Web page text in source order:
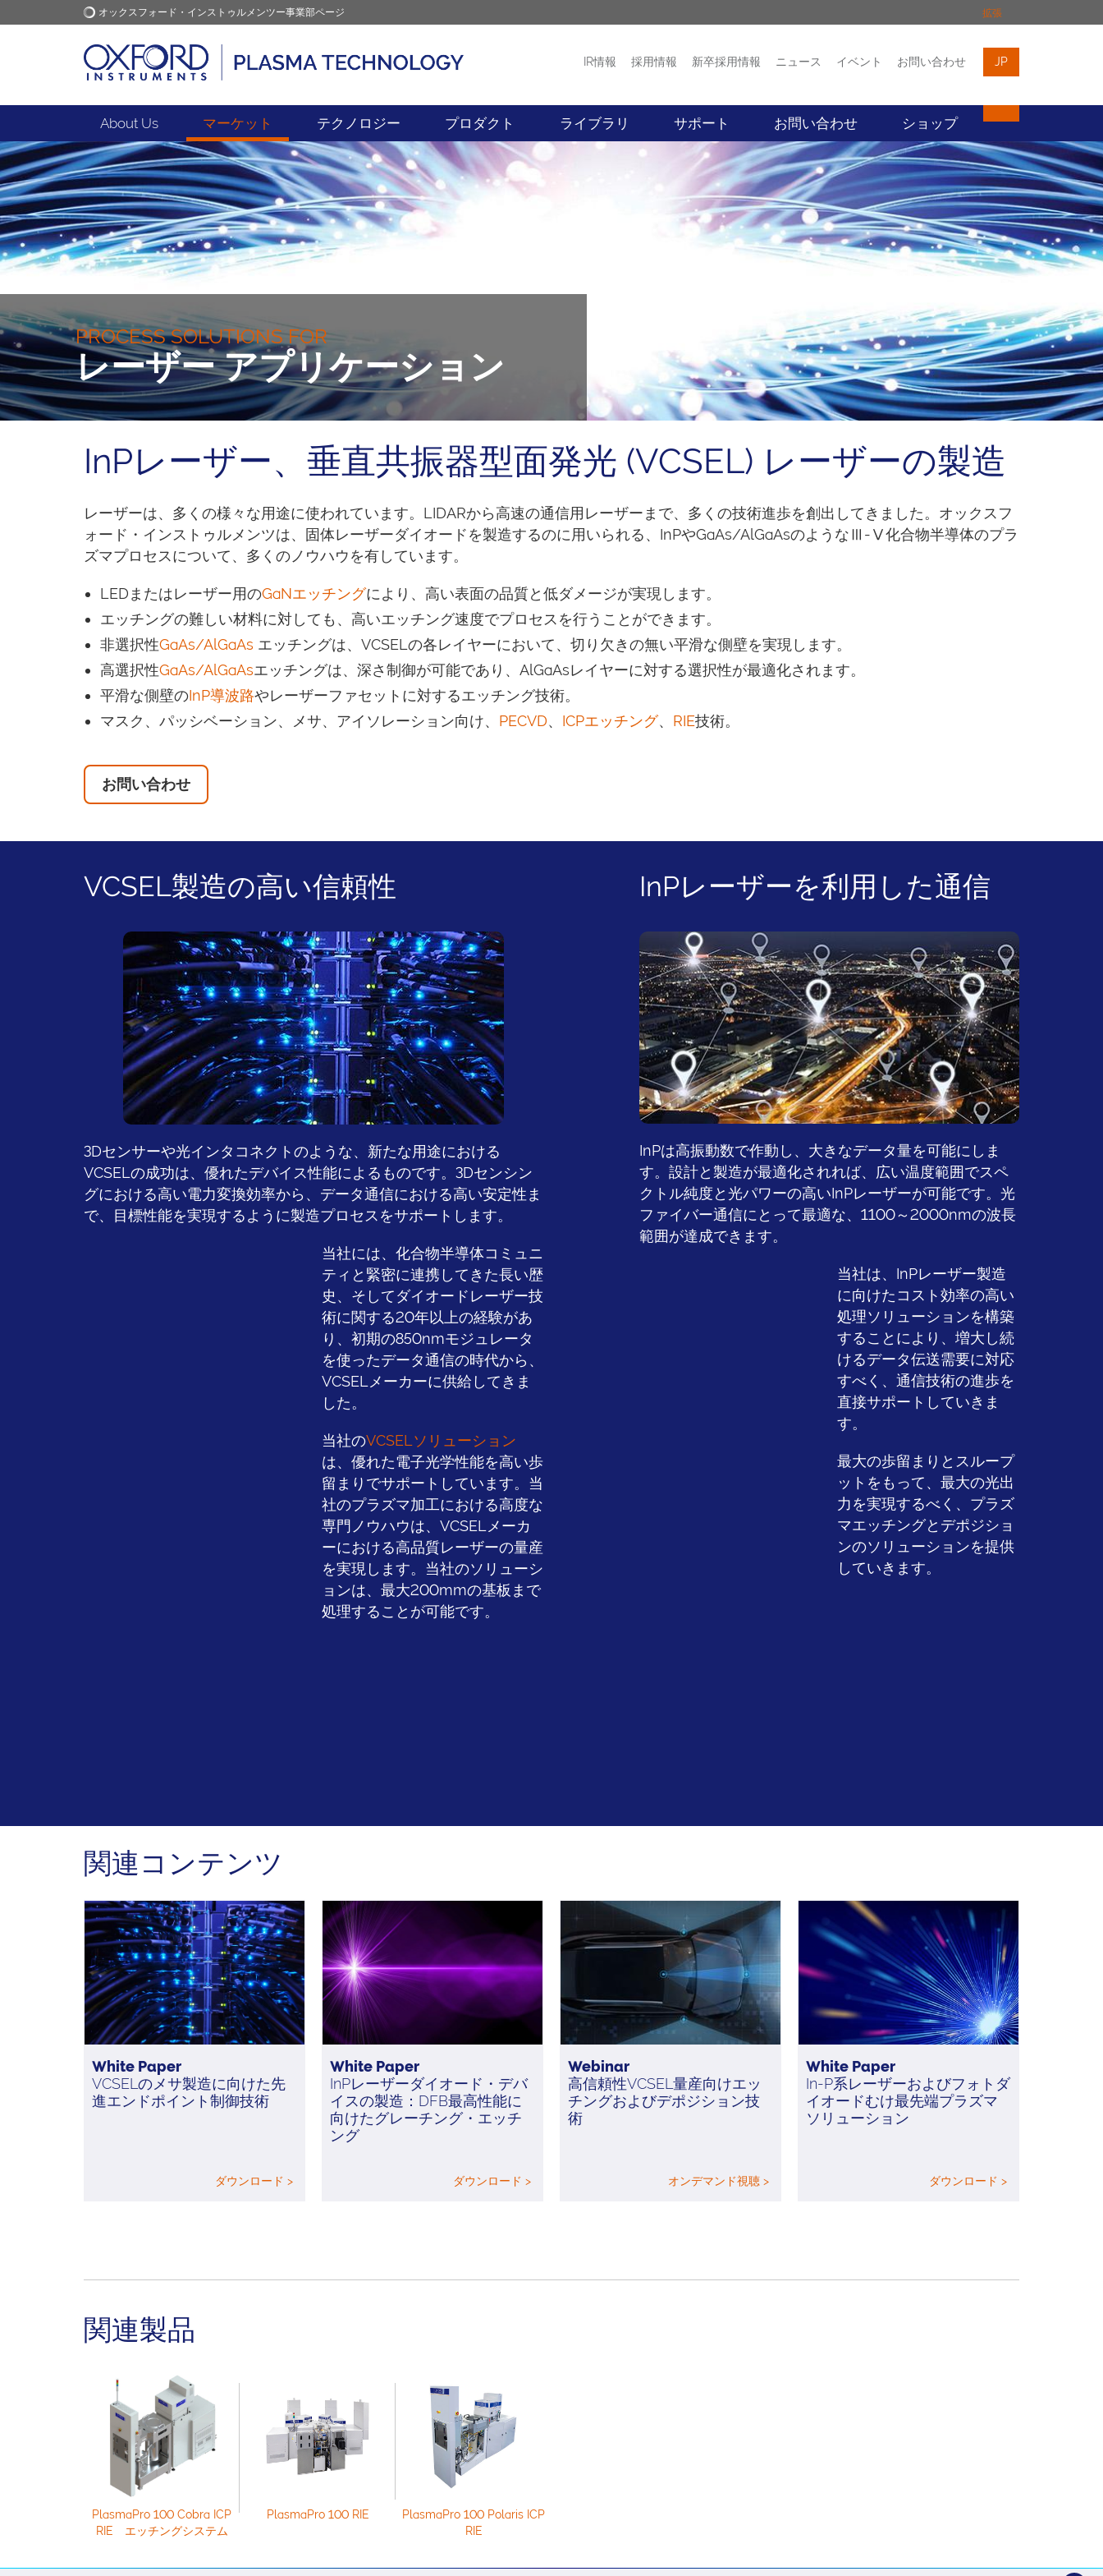
オックスフォード・インストゥルメンツー事業部ページ 拡張
オックスフォード・インス
トゥルメンツ
アプリケーション プロダクト ニュース イベント お問い合わせ
IR情報 採用情報 新卒採用情報 ニュース イベント お問い合わせ JP
About Us マーケット テクノロジー プロダクト ライブラリ サポート お問い合わせ ショップ
PROCESS SOLUTIONS FOR
レーザー アプリケーション
InPレーザー、垂直共振器型面発光 (VCSEL) レーザーの製造
レーザーは、多くの様々な用途に使われています。LIDARから高速の通信用レーザーまで、多くの技術進歩を創出してきました。オックスフ
ォード・インストゥルメンツは、固体レーザーダイオードを製造するのに用いられる、InPやGaAs/AlGaAsのようなⅢ-Ⅴ化合物半導体のプラ
ズマプロセスについて、多くのノウハウを有しています。
LEDまたはレーザー用のGaNエッチングにより、高い表面の品質と低ダメージが実現します。
エッチングの難しい材料に対しても、高いエッチング速度でプロセスを行うことができます。
非選択性GaAs/AlGaAs エッチングは、VCSELの各レイヤーにおいて、切り欠きの無い平滑な側壁を実現します。
高選択性GaAs/AlGaAsエッチングは、深さ制御が可能であり、AlGaAsレイヤーに対する選択性が最適化されます。
平滑な側壁のInP導波路やレーザーファセットに対するエッチング技術。
マスク、パッシベーション、メサ、アイソレーション向け、 PECVD、 ICPエッチング、 RIE技術。
お問い合わせ
VCSEL製造の高い信頼性
3Dセンサーや光インタコネクトのような、新たな用途における
VCSELの成功は、優れたデバイス性能によるものです。3Dセンシン
グにおける高い電力変換効率から、データ通信における高い安定性ま
で、目標性能を実現するように製造プロセスをサポートします。
当社には、化合物半導体コミュニ
ティと緊密に連携してきた長い歴
史、そしてダイオードレーザー技
術に関する20年以上の経験があ
り、初期の850nmモジュレータ
を使ったデータ通信の時代から、
VCSELメーカーに供給してきま
した。
当社のVCSELソリューション
は、優れた電子光学性能を高い歩
留まりでサポートしています。当
社のプラズマ加工における高度な
専門ノウハウは、VCSELメーカ
ーにおける高品質レーザーの量産
を実現します。当社のソリューシ
ョンは、最大200mmの基板まで
処理することが可能です。
InPレーザーを利用した通信
InPは高振動数で作動し、大きなデータ量を可能にしま
す。設計と製造が最適化されれば、広い温度範囲でスペ
クトル純度と光パワーの高いInPレーザーが可能です。光
ファイバー通信にとって最適な、1100～2000nmの波長
範囲が達成できます。
当社は、InPレーザー製造
に向けたコスト効率の高い
処理ソリューションを構築
することにより、増大し続
けるデータ伝送需要に対応
すべく、通信技術の進歩を
直接サポートしていきま
す。
最大の歩留まりとスループ
ットをもって、最大の光出
力を実現するべく、プラズ
マエッチングとデポジショ
ンのソリューションを提供
していきます。
関連コンテンツ
White Paper
VCSELのメサ製造に向けた先
進エンドポイント制御技術
ダウンロード >
White Paper
InPレーザーダイオード・デバ
イスの製造：DFB最高性能に
向けたグレーチング・エッチ
ング
ダウンロード >
Webinar
高信頼性VCSEL量産向けエッ
チングおよびデポジション技
術
オンデマンド視聴 >
White Paper
In-P系レーザーおよびフォトダ
イオードむけ最先端プラズマ
ソリューション
ダウンロード >
関連製品
PlasmaPro 100 Cobra ICP
RIE エッチングシステム
PlasmaPro 100 RIE
PlasmaPro 100 Polaris ICP
RIE